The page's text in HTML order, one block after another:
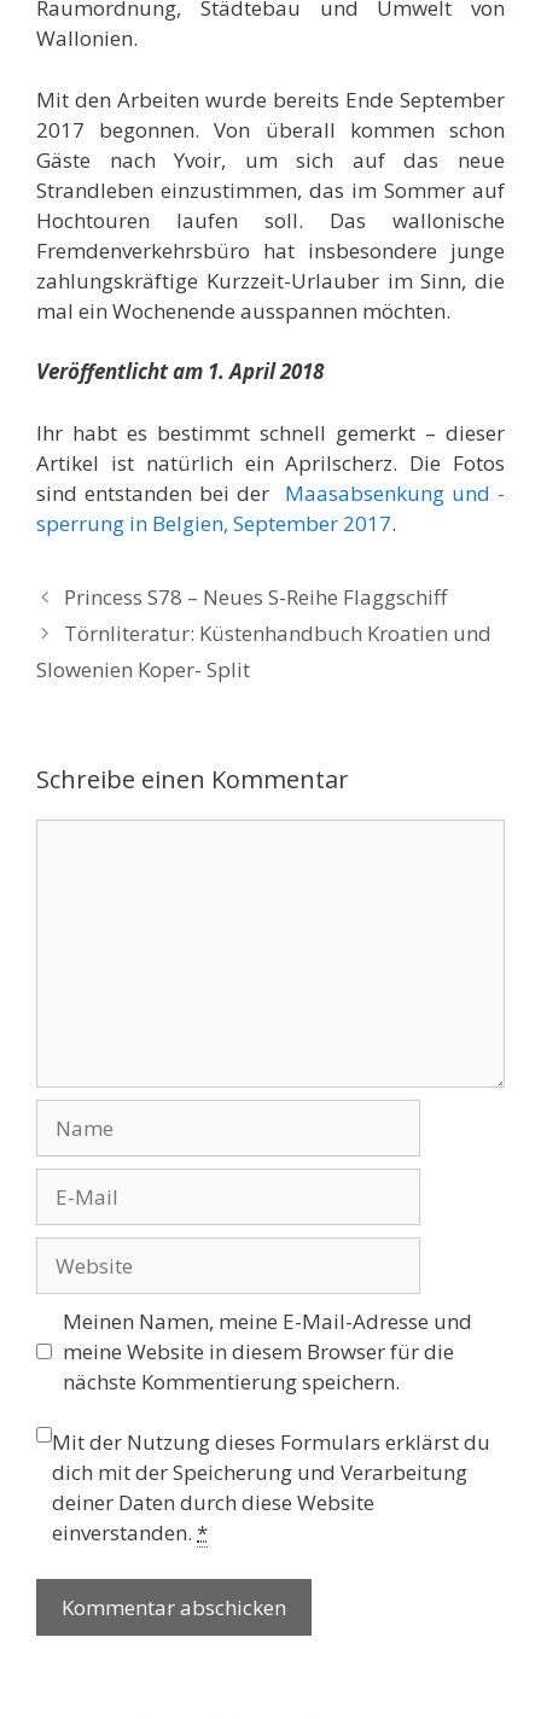
Raumordnung, Städtebau und Umwelt von
Wallonien.
Mit den Arbeiten wurde bereits Ende September
2017 begonnen. Von überall kommen schon
Gäste nach Yvoir, um sich auf das neue
Strandleben einzustimmen, das im Sommer auf
Hochtouren laufen soll. Das wallonische
Fremdenverkehrsbüro hat insbesondere junge
zahlungskräftige Kurzzeit-Urlauber im Sinn, die
mal ein Wochenende ausspannen möchten.
Veröffentlicht am 1. April 2018
Ihr habt es bestimmt schnell gemerkt – dieser
Artikel ist natürlich ein Aprilscherz. Die Fotos
sind entstanden bei der Maasabsenkung und -
sperrung in Belgien, September 2017.
Princess S78 – Neues S-Reihe Flaggschiff
Törnliteratur: Küstenhandbuch Kroatien und
Slowenien Koper- Split
Schreibe einen Kommentar
Mail
Meinen Namen, meine E-Mail-Adresse und
meine Website in diesem Browser für die
nächste Kommentierung speichern.
Mit der Nutzung dieses Formulars erklärst du
dich mit der Speicherung und Verarbeitung
deiner Daten durch diese Website
einverstanden. *